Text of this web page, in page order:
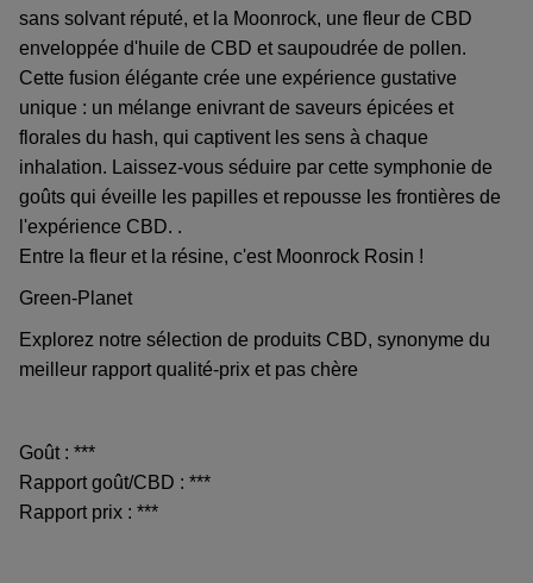
sans solvant réputé, et la Moonrock, une fleur de CBD
enveloppée d'huile de CBD et saupoudrée de pollen.
Cette fusion élégante crée une expérience gustative
unique : un mélange enivrant de saveurs épicées et
florales du hash, qui captivent les sens à chaque
inhalation. Laissez-vous séduire par cette symphonie de
goûts qui éveille les papilles et repousse les frontières de
l'expérience CBD. .
Entre la fleur et la résine, c'est Moonrock Rosin !
Green-Planet
Explorez notre sélection de produits CBD, synonyme du
meilleur rapport qualité-prix et pas chère
Goût : ***
Rapport goût/CBD : ***
Rapport prix : ***